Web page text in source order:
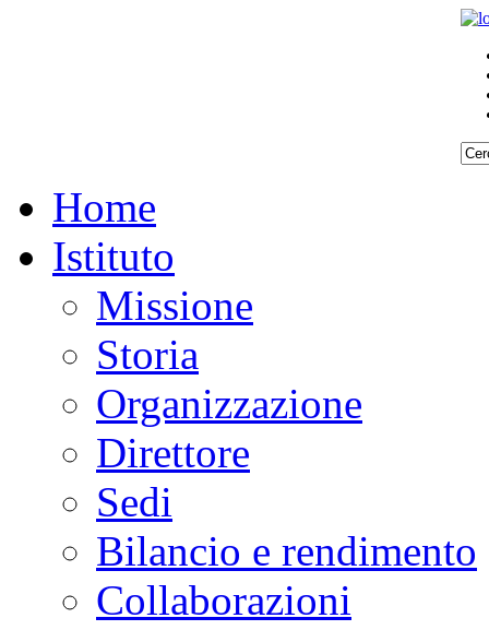
Home
Istituto
Missione
Storia
Organizzazione
Direttore
Sedi
Bilancio e rendimento
Collaborazioni